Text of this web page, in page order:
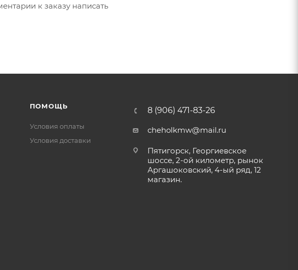
к заказу написать
ПОМОЩЬ
Условия оплаты
Условия доставки
8 (906) 471-83-26
cheholkmw@mail.ru
Пятигорск, Георгиевское
шоссе, 2-ой километр, рынок
Аргашоковский, 4-ый ряд, 12
магазин.